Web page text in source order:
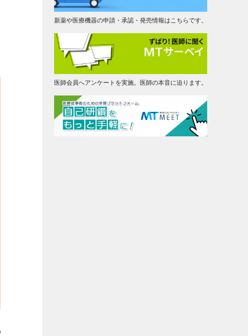
新薬や医療機器の申請・承認・発売情報はこちらです。
医師会員へアンケートを実施。医師の本音に迫ります。